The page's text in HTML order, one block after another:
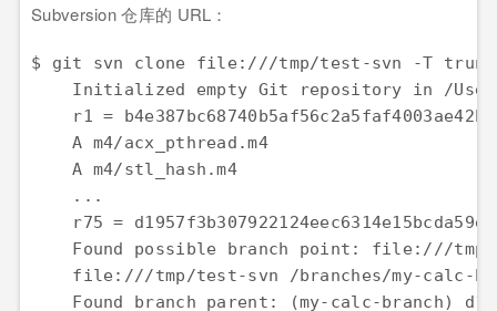
Subversion 仓库的 URL：
$ git svn clone file:///tmp/test-svn -T trunk
Initialized empty Git repository in /
r1 =
    A m4/acx_pthread.m4
    A m4/stl_hash.m4
    ...
r75 =
Found possible branch point: file:///
file:///tmp/test-svn /branches/my-calc-
Found branch parent: (my-calc-branch)